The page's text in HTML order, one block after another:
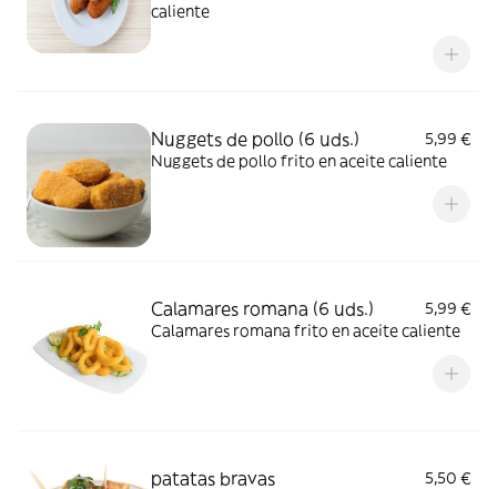
caliente
Nuggets de pollo (6 uds.)
5,99 €
Nuggets de pollo frito en aceite caliente
Calamares romana (6 uds.)
5,99 €
Calamares romana frito en aceite caliente
patatas bravas 5,50 €